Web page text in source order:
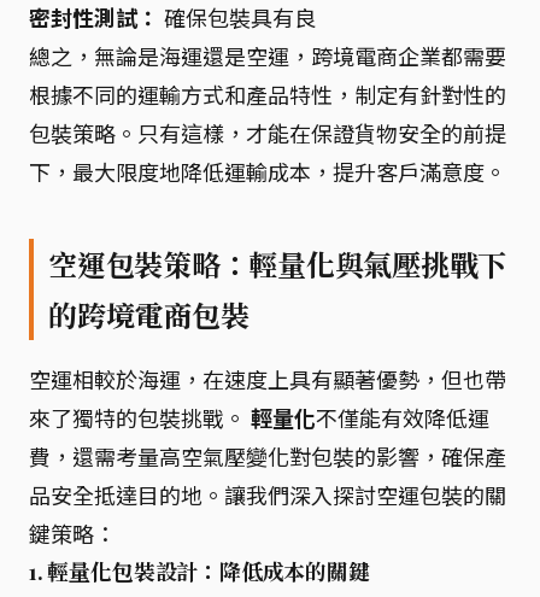
密封性測試： 確保包裝具有良
總之，無論是海運還是空運，跨境電商企業都需要
根據不同的運輸方式和產品特性，制定有針對性的
包裝策略。只有這樣，才能在保證貨物安全的前提
下，最大限度地降低運輸成本，提升客戶滿意度。
空運包裝策略：輕量化與氣壓挑戰下
的跨境電商包裝
空運相較於海運，在速度上具有顯著優勢，但也帶
來了獨特的包裝挑戰。 輕量化不僅能有效降低運
費，還需考量高空氣壓變化對包裝的影響，確保產
品安全抵達目的地。讓我們深入探討空運包裝的關
鍵策略：
1. 輕量化包裝設計：降低成本的關鍵